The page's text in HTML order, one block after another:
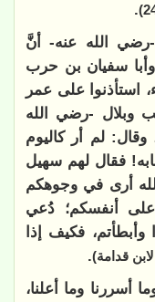
.
الله عنه- أنَّ
سفيان بن حرب
استأذنوا على عمر
وبلال -رضي الله
لم أر كاليوم
فقال لهم سهيل
أرى في وجوهكم
على أنفسكم؛ دُعي
وأبطأتم، فكيف إذا
قدامة).
أسررنا وما أعلنا،